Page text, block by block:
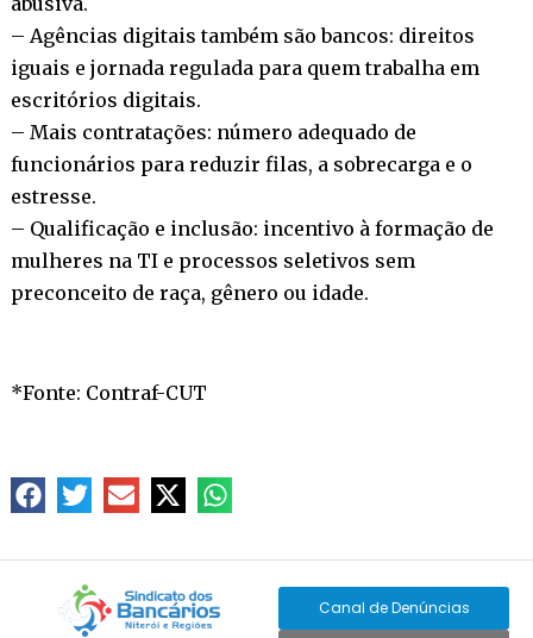
– Agências digitais também são bancos: direitos
iguais e jornada regulada para quem trabalha em
escritórios digitais.
– Mais contratações: número adequado de
funcionários para reduzir filas, a sobrecarga e o
estresse.
– Qualificação e inclusão: incentivo à formação de
mulheres na TI e processos seletivos sem
preconceito de raça, gênero ou idade.
*Fonte: Contraf-CUT
Canal de Denúncias